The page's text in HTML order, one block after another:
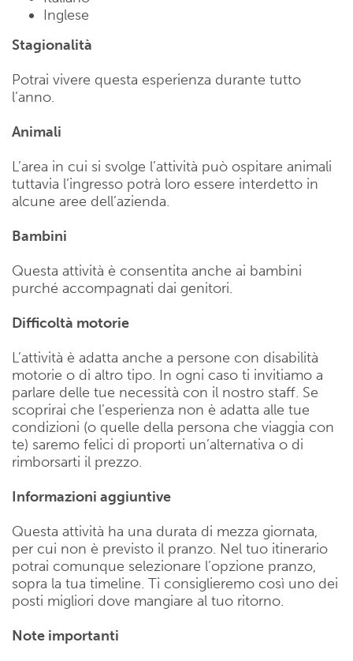
Inglese
Stagionalità
Potrai vivere questa esperienza durante tutto
l’anno.
Animali
L’area in cui si svolge l’attività può ospitare animali
tuttavia l’ingresso potrà loro essere interdetto in
alcune aree dell’azienda.
Bambini
Questa attività è consentita anche ai bambini
purché accompagnati dai genitori.
Difficoltà motorie
L’attività è adatta anche a persone con disabilità
motorie o di altro tipo. In ogni caso ti invitiamo a
parlare delle tue necessità con il nostro staff. Se
scoprirai che l’esperienza non è adatta alle tue
condizioni (o quelle della persona che viaggia con
te) saremo felici di proporti un’alternativa o di
rimborsarti il prezzo.
Informazioni aggiuntive
Questa attività ha una durata di mezza giornata,
per cui non è previsto il pranzo. Nel tuo itinerario
potrai comunque selezionare l’opzione pranzo,
sopra la tua timeline. Ti consiglieremo così uno dei
posti migliori dove mangiare al tuo ritorno.
Note importanti